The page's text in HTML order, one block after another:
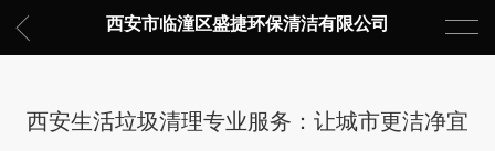
西安市临潼区盛捷环保清洁有限公司
西安生活垃圾清理专业服务：让城市更洁净宜